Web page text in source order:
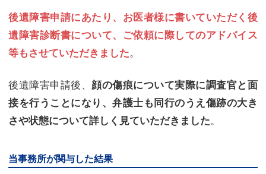
後遺障害申請にあたり、お医者様に書いていただく後
遺障害診断書について、ご依頼に際してのアドバイス
等もさせていただきました。
後遺障害申請後、 顔の傷痕について実際に調査官と面
接を行うことになり、弁護士も同行のうえ傷跡の大き
さや状態について詳しく見ていただきました。
当事務所が関与した結果